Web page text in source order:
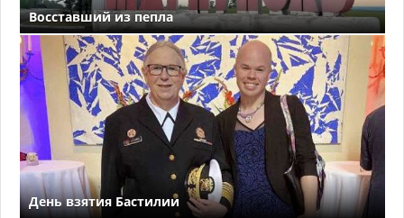
Восставший из пепла
День взятия Бастилии